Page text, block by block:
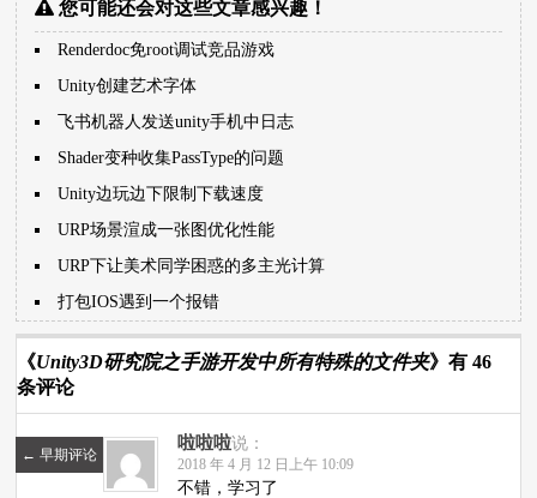
您可能还会对这些文章感兴趣！
Renderdoc免root调试竞品游戏
Unity创建艺术字体
飞书机器人发送unity手机中日志
Shader变种收集PassType的问题
Unity边玩边下限制下载速度
URP场景渲成一张图优化性能
URP下让美术同学困惑的多主光计算
打包IOS遇到一个报错
《Unity3D研究院之手游开发中所有特殊的文件夹》有 46
条评论
← 早期评论
啦啦啦说：
2018 年 4 月 12 日上午 10:09
不错，学习了